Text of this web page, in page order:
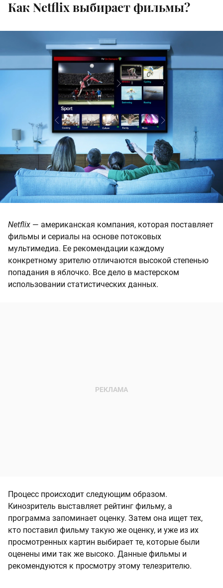
Как Netflix выбирает фильмы?
Netflix — американская компания, которая поставляет
фильмы и сериалы на основе потоковых
мультимедиа. Ее рекомендации каждому
конкретному зрителю отличаются высокой степенью
попадания в яблочко. Все дело в мастерском
использовании статистических данных.
Процесс происходит следующим образом.
Кинозритель выставляет рейтинг фильму, а
программа запоминает оценку. Затем она ищет тех,
кто поставил фильму такую же оценку, и уже из их
просмотренных картин выбирает те, которые были
оценены ими так же высоко. Данные фильмы и
рекомендуются к просмотру этому телезрителю.